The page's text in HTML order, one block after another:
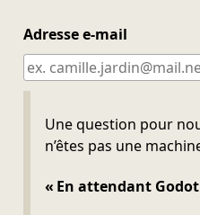
Adresse e-mail
Une question pour
n’êtes pas une
« En attendant Godot
Ne pas remplir